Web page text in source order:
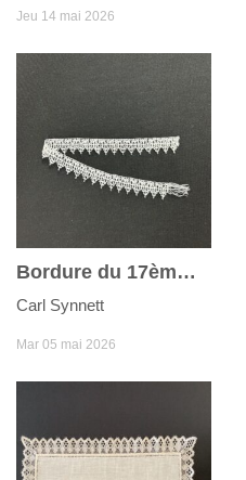
Jeu 14 mai 2026
Bordure du 17ème siècle
Carl Synnett
Mar 05 mai 2026